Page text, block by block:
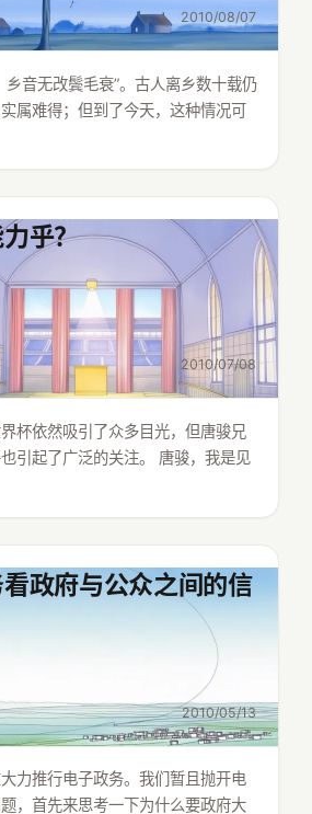
2010/08/07
乡音无改鬓毛衰”。古人离乡数十载仍
属难得；但到了今天，这种情况可
乎？
2010/07/08
杯依然吸引了众多目光，但唐骏兄
引起了广泛的关注。 唐骏，我是见
政府与公众之间的信
2010/05/13
力推行电子政务。我们暂且抛开电
，首先来思考一下为什么要政府大